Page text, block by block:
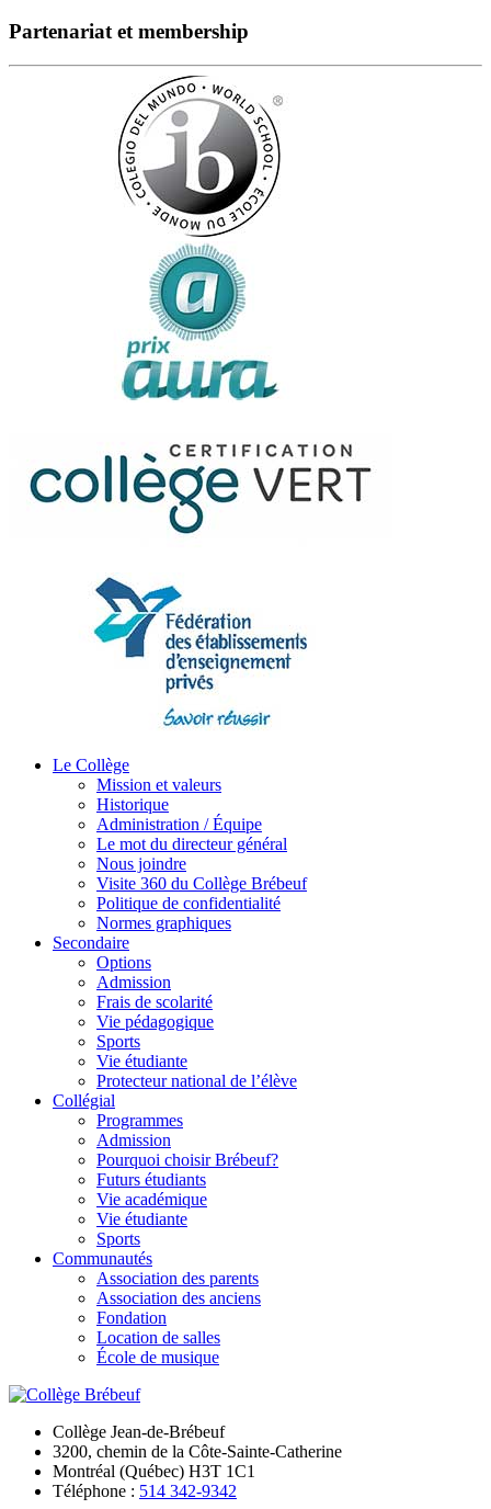
Partenariat et membership
Le Collège
Mission et valeurs
Historique
Administration / Équipe
Le mot du directeur général
Nous joindre
Visite 360 du Collège Brébeuf
Politique de confidentialité
Normes graphiques
Secondaire
Options
Admission
Frais de scolarité
Vie pédagogique
Sports
Vie étudiante
Protecteur national de l’élève
Collégial
Programmes
Admission
Pourquoi choisir Brébeuf?
Futurs étudiants
Vie académique
Vie étudiante
Sports
Communautés
Association des parents
Association des anciens
Fondation
Location de salles
École de musique
Collège Jean-de-Brébeuf
3200, chemin de la Côte-Sainte-Catherine
Montréal (Québec) H3T 1C1
Téléphone : 514 342-9342